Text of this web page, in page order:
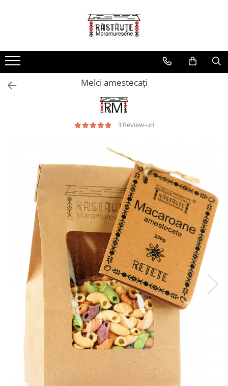
Sosuri Paste
Paste colorate cu legume
Paste Simple
Paste gourmet și specialități
Melci amestecați
3 Review-uri